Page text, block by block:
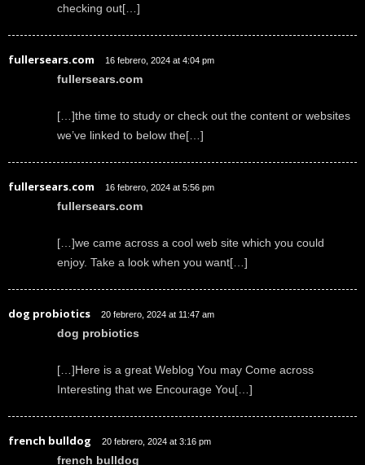
checking out[…]
fullersears.com 16 febrero, 2024 at 4:04 pm
fullersears.com
[…]the time to study or check out the content or websites
we’ve linked to below the[…]
fullersears.com 16 febrero, 2024 at 5:56 pm
fullersears.com
[…]we came across a cool web site which you could
enjoy. Take a look when you want[…]
dog probiotics 20 febrero, 2024 at 11:47 am
dog probiotics
[…]Here is a great Weblog You may Come across
Interesting that we Encourage You[…]
french bulldog 20 febrero, 2024 at 3:16 pm
french bulldog